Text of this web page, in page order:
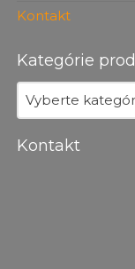
Kontakt
Kategórie
Vyberte
Kontakt